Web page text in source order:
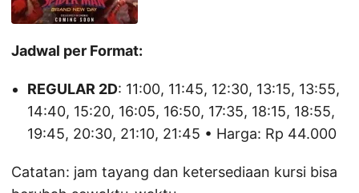
Jadwal per Format:
REGULAR 2D: 11:00, 11:45, 12:30, 13:15, 13:55,
14:40, 15:20, 16:05, 16:50, 17:35, 18:15, 18:55,
19:45, 20:30, 21:10, 21:45 • Harga: Rp 44.000
Catatan: jam tayang dan ketersediaan kursi bisa